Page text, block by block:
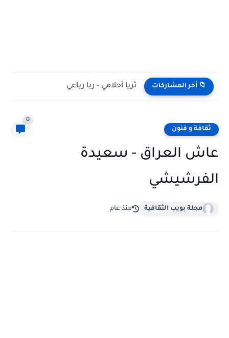
📁 أخر المشاركات ثريا أحلامي - ربا رباعي
ثقافة و فنون
0
عاش العراق - سعيدة
الفرشيشي
مجلة بويب الثقافية منذ عام